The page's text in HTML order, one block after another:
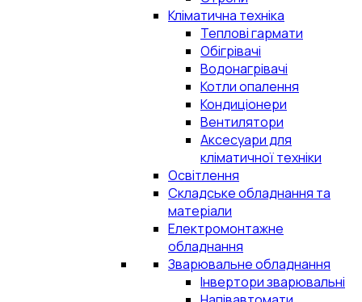
Кліматична техніка
Теплові гармати
Обігрівачі
Водонагрівачі
Котли опалення
Кондиціонери
Вентилятори
Аксесуари для
кліматичної техніки
Освітлення
Складське обладнання та
матеріали
Електромонтажне
обладнання
Зварювальне обладнання
Інвертори зварювальні